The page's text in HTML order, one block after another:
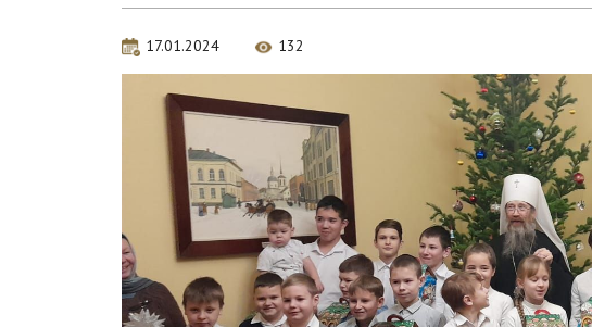
17.01.2024 132